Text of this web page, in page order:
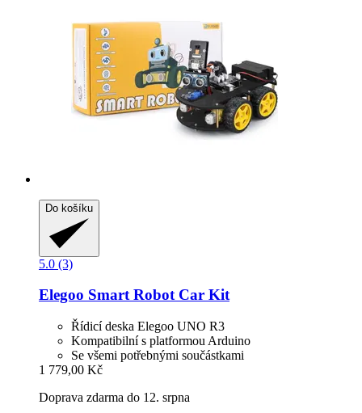
Do košíku
5.0 (3)
Elegoo Smart Robot Car Kit
Řídicí deska Elegoo UNO R3
Kompatibilní s platformou Arduino
Se všemi potřebnými součástkami
1 779,00 Kč
Doprava zdarma do 12. srpna